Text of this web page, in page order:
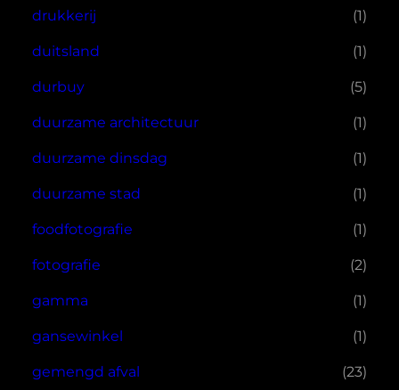
drukkerij (1)
duitsland (1)
durbuy (5)
duurzame architectuur (1)
duurzame dinsdag (1)
duurzame stad (1)
foodfotografie (1)
fotografie (2)
gamma (1)
gansewinkel (1)
gemengd afval (23)